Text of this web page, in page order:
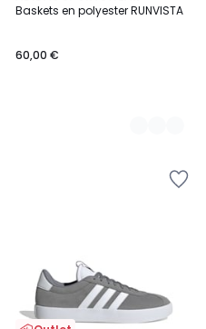
Baskets en polyester RUNVISTA
60,00 €
Couleurs